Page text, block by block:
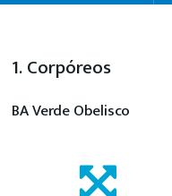
1. Corpóreos
BA Verde Obelisco